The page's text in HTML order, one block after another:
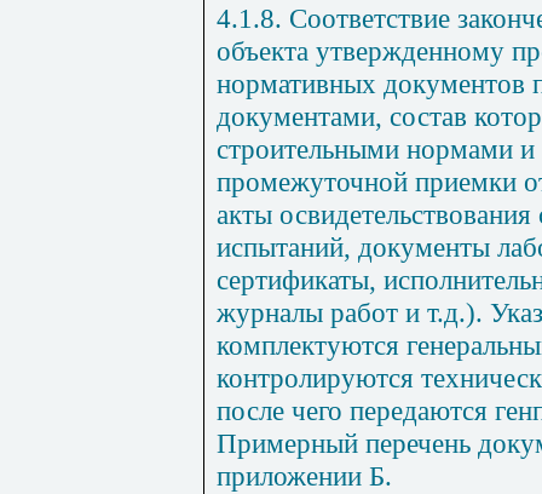
4.1.8. Соответствие
объекта утвержденному
нормативных документов
документами, состав
строительными нормами
промежуточной приемки
акты
испытаний, документы
сертификаты,
журналы работ и т.д.).
комплектуются
контролируются
после чего передаются
Примерный перечень
приложении Б.